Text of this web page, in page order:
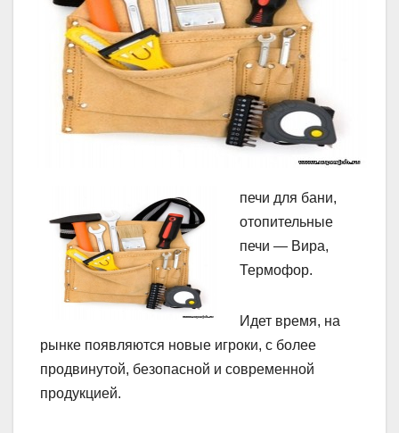
печи для бани,
отопительные
печи — Вира,
Термофор.
Идет время, на
рынке появляются новые игроки, с более
продвинутой, безопасной и современной
продукцией.